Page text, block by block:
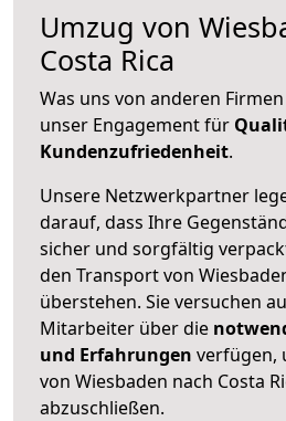
Umzug von
Costa Rica
Was uns von anderen
unser Engagement für
Kundenzufriedenheit.
Unsere Netzwerkpartner
darauf, dass Ihre
sicher und sorgfältig
den Transport von
überstehen. Sie versuchen
Mitarbeiter über die
und Erfahrungen verfügen,
von Wiesbaden nach Costa
abzuschließen.